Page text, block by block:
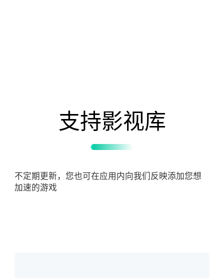
支持影视库
不定期更新，您也可在应用内向我们反映添加您想
加速的游戏